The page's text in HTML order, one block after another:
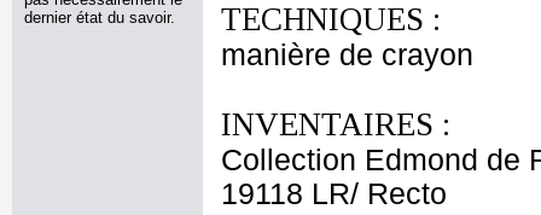
dernier état du savoir.
TECHNIQUES :
manière de crayon
INVENTAIRES :
Collection Edmond de
19118 LR/ Recto